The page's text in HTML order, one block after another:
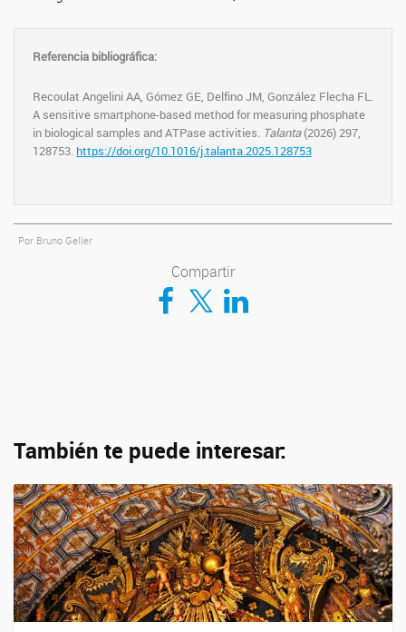
Referencia bibliográfica:
Recoulat Angelini AA, Gómez GE, Delfino JM, González Flecha FL.
A sensitive smartphone-based method for measuring phosphate
in biological samples and ATPase activities. Talanta(2026) 297,
128753. https://doi.org/10.1016/j.talanta.2025.128753
Por Bruno Geller
Compartir
Compartir en Facebook
Compartir en TwitterCompartir en LinkedIn
También te puede interesar: